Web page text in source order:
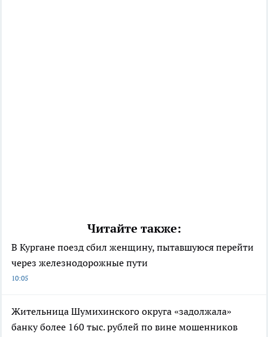
Читайте также:
В Кургане поезд сбил женщину, пытавшуюся перейти
через железнодорожные пути
10:05
Жительница Шумихинского округа «задолжала»
банку более 160 тыс. рублей по вине мошенников